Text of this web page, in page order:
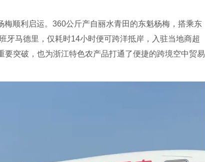
顺利启运。360公斤产自丽水青田的东魁杨梅，搭乘东
牙马德里，仅耗时14小时便可跨洋抵岸，入驻当地商超
突破，也为浙江特色农产品打通了便捷的跨境空中贸易